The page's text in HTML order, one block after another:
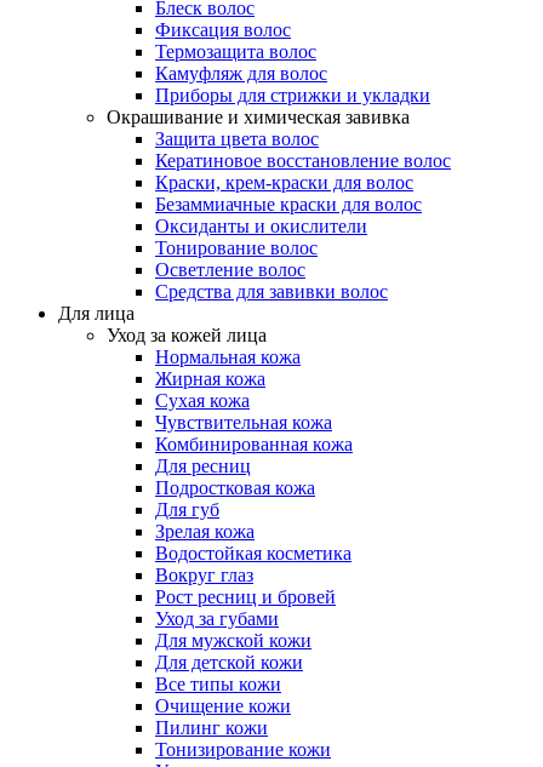
Блеск волос
Фиксация волос
Термозащита волос
Камуфляж для волос
Приборы для стрижки и укладки
Окрашивание и химическая завивка
Защита цвета волос
Кератиновое восстановление волос
Краски, крем-краски для волос
Безаммиачные краски для волос
Оксиданты и окислители
Тонирование волос
Осветление волос
Средства для завивки волос
Для лица
Уход за кожей лица
Нормальная кожа
Жирная кожа
Сухая кожа
Чувствительная кожа
Комбинированная кожа
Для ресниц
Подростковая кожа
Для губ
Зрелая кожа
Водостойкая косметика
Вокруг глаз
Рост ресниц и бровей
Уход за губами
Для мужской кожи
Для детской кожи
Все типы кожи
Очищение кожи
Пилинг кожи
Тонизирование кожи